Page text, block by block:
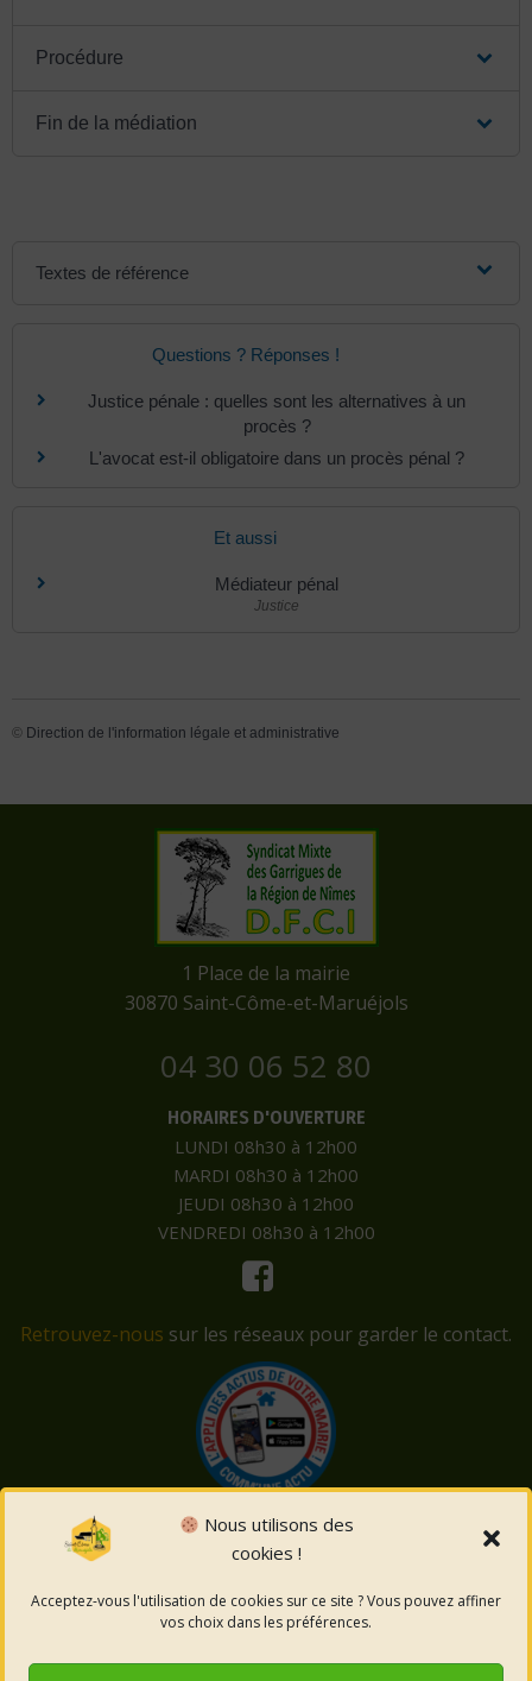
Nous utilisons des
cookies !
Acceptez-vous l'utilisation de cookies sur ce site ? Vous pouvez affiner
vos choix dans les préférences.
Procédure
Fin de la médiation
Textes de référence
Questions ? Réponses !
Justice pénale : quelles sont les alternatives à un
procès ?
L'avocat est-il obligatoire dans un procès pénal ?
Et aussi
Médiateur pénal
Justice
© Direction de l'information légale et administrative
​1 Place de la mairie
​30870 Saint-Côme-et-Maruéjols
04 30 06 52 80
HORAIRES D'OUVERTURE
LUNDI 08h30 à 12h00
MARDI 08h30 à 12h00
JEUDI 08h30 à 12h00
VENDREDI 08h30 à 12h00
Retrouvez-nous sur les réseaux pour garder le contact.
© 2026 Saint-Côme-et-Maruéjols. Un service proposé
Mentions légales